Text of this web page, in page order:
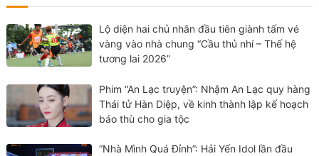
Lộ diện hai chủ nhân đầu tiên giành tấm vé
vàng vào nhà chung “Cầu thủ nhí – Thế hệ
tương lai 2026”
Phim “An Lạc truyện”: Nhậm An Lạc quy hàng
Thái tử Hàn Diệp, về kinh thành lập kế hoạch
báo thù cho gia tộc
“Nhà Mình Quá Đỉnh”: Hải Yến Idol lần đầu